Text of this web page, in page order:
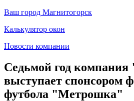
Ваш город Магнитогорск
Калькулятор окон
Новости компании
Седьмой год
выступает спонсором
футбола "Метрошка"